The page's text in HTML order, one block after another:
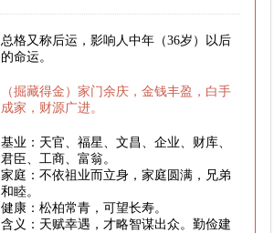
总格又称后运，影响人中年（36岁）以后
的命运。
（掘藏得金）家门余庆，金钱丰盈，白手
成家，财源广进。
基业：天官、福星、文昌、企业、财库、
君臣、工商、富翁。
家庭：不依祖业而立身，家庭圆满，兄弟
和睦。
健康：松柏常青，可望长寿。
含义：天赋幸遇，才略智谋出众。勤俭建